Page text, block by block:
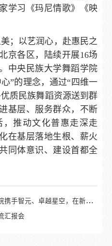
学习《玛尼情歌》《映
；以艺润心，赴惠民之
京各区，陆续开展16场
中央民族大学舞蹈学院
”的理念，通过“四维一
质民族舞蹈资源送到群
基层、服务群众，不断
推动文化普惠走深走
在基层落地生根、薪火
同体意识、建设首都全
越星空，在新澳海底世界打造机器人童话盛宴
汇报会